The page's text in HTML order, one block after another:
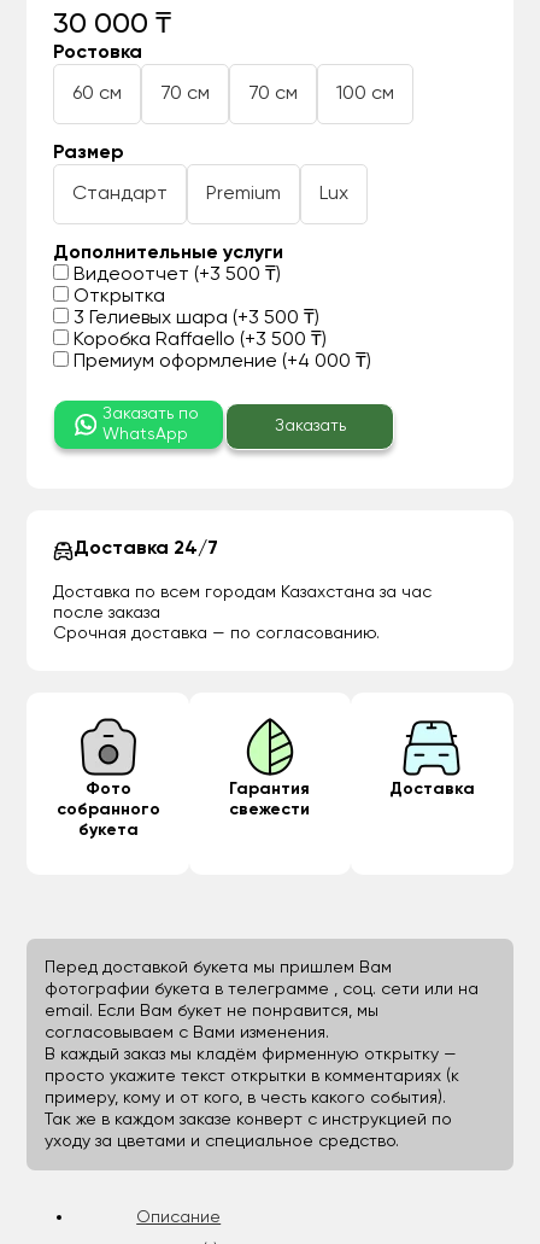
30 000 ₸
Ростовка
60 см 70 см 70 см 100 см
Размер
Стандарт Premium Lux
Дополнительные услуги
Видеоотчет (+3 500 ₸)
Открытка
3 Гелиевых шара (+3 500 ₸)
Коробка Raffaello (+3 500 ₸)
Премиум оформление (+4 000 ₸)
Заказать по
WhatsApp
Заказать
Доставка 24/7
Доставка по всем городам Казахстана за час
после заказа
Срочная доставка — по согласованию.
Фото
собранного
букета
Гарантия
свежести
Доставка
Перед доставкой букета мы пришлем Вам
фотографии букета в телеграмме , соц. сети или на
email. Если Вам букет не понравится, мы
согласовываем с Вами изменения.
В каждый заказ мы кладём фирменную открытку —
просто укажите текст открытки в комментариях (к
примеру, кому и от кого, в честь какого события).
Так же в каждом заказе конверт с инструкцией по
уходу за цветами и специальное средство.
Описание